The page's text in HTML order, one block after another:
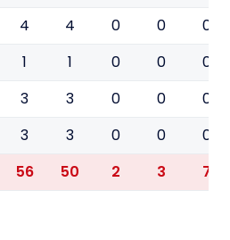
4 4 0 0 0
1 1 0 0 0
3 3 0 0 0
3 3 0 0 0
56 50 2 3 7